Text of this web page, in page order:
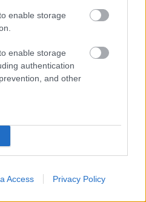
enable storage
enable storage
authentication
and other
Access Privacy Policy
a folyamat a
és
követően
a vállalat működését,
hagyományt is